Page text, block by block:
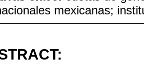
mexicanas;